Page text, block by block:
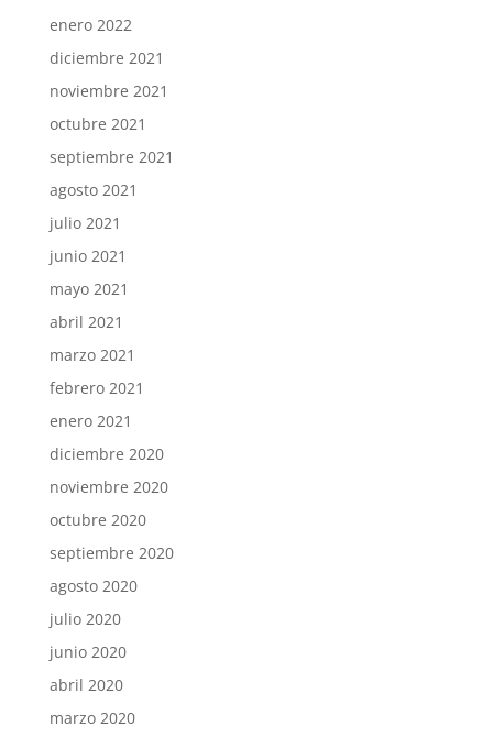
enero 2022
diciembre 2021
noviembre 2021
octubre 2021
septiembre 2021
agosto 2021
julio 2021
junio 2021
mayo 2021
abril 2021
marzo 2021
febrero 2021
enero 2021
diciembre 2020
noviembre 2020
octubre 2020
septiembre 2020
agosto 2020
julio 2020
junio 2020
abril 2020
marzo 2020